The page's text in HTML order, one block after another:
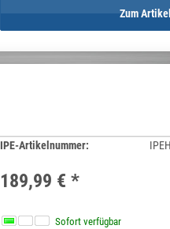
Zum Artikel
IPE-Artikelnummer:
189,99 €*
Sofort verfügbar